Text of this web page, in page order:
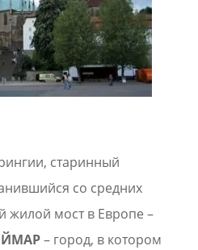
старинный
со средних
жилой мост в Европе –
– город, в котором